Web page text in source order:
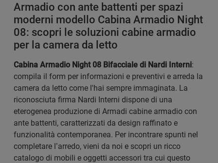
Armadio con ante battenti per spazi
moderni modello Cabina Armadio Night
08: scopri le soluzioni cabine armadio
per la camera da letto
Cabina Armadio Night 08 Bifacciale di Nardi Interni:
compila il form per informazioni e preventivi e arreda la
camera da letto come l'hai sempre immaginata. La
riconosciuta firma Nardi Interni dispone di una
eterogenea produzione di Armadi cabine armadio con
ante battenti, caratterizzati da design raffinato e
funzionalità contemporanea. Per incontrare spunti nel
completare l’arredo, vieni da noi e scopri un ricco
catalogo di mobili e oggetti accessori tra cui questo